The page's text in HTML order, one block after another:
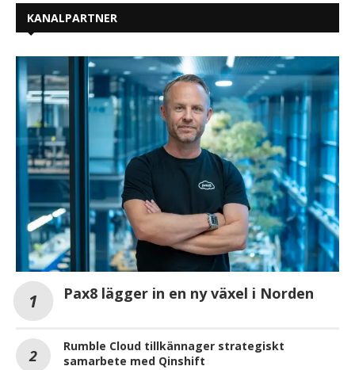
KANALPARTNER
Pax8 lägger in en ny växel i Norden
Rumble Cloud tillkännager strategiskt
samarbete med Qinshift